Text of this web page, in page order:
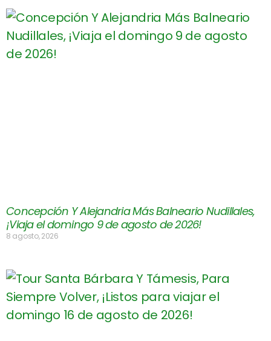
Concepción Y Alejandria Más Balneario Nudillales,
¡Viaja el domingo 9 de agosto de 2026!
8 agosto, 2026